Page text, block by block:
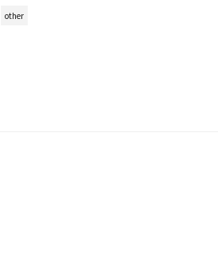
other